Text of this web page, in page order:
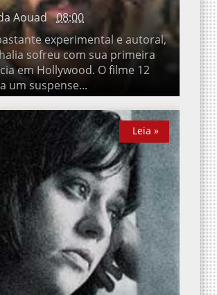
Aouad 08:00
experimental e autoral,
sofreu com sua primeira
em Hollywood. O filme 12 Horas
Leia »
Leia »